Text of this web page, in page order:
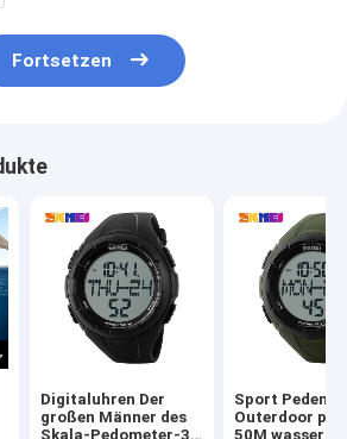
Fortsetzen
Digitaluhren Der
großen Männer des
Skala-Pedometer-3D
Sport
Outerdoor
50M